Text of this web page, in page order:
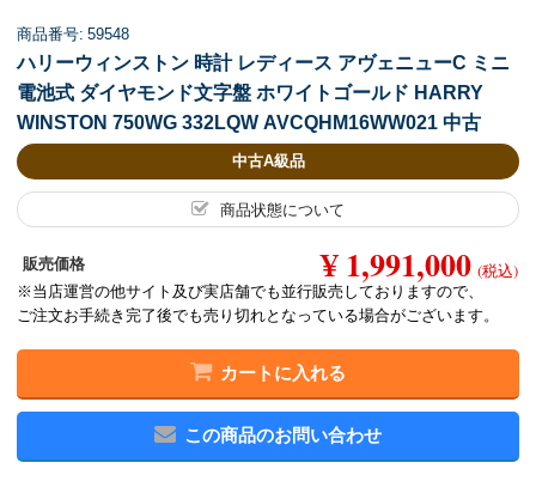
商品番号: 59548
ハリーウィンストン 時計 レディース アヴェニューC ミニ
電池式 ダイヤモンド文字盤 ホワイトゴールド HARRY
WINSTON 750WG 332LQW AVCQHM16WW021 中古
中古A級品
商品状態について
販売価格 ¥ 1,991,000 (税込)
※当店運営の他サイト及び実店舗でも並行販売しておりますので、
ご注文お手続き完了後でも売り切れとなっている場合がございます。
カートに入れる
この商品のお問い合わせ